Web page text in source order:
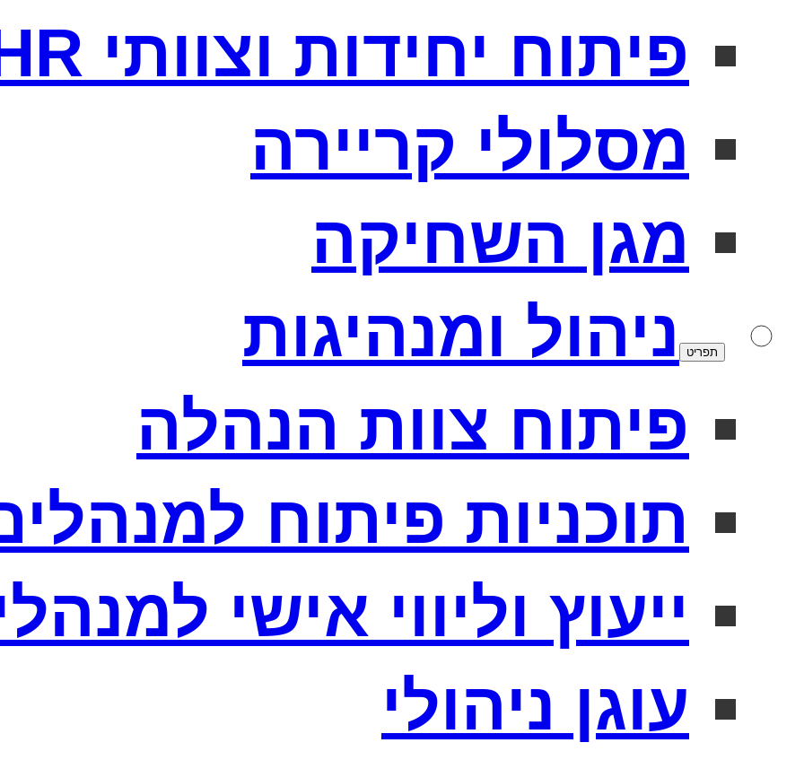
פיתוח יחידות וצוותי HR
מסלולי קריירה
מגן השחיקה
תפריט
ניהול ומנהיגות
פיתוח צוות הנהלה
תוכניות פיתוח
ייעוץ וליווי אישי
עוגן ניהולי